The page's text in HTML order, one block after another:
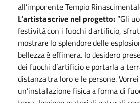
all’imponente Tempio
L’artista scrive nel progetto: “Gli
festività con i fuochi d’artificio,
mostrare lo splendore delle
bellezza è effimera. Io desidero
dei fuochi d’artificio e portarla a
distanza tra loro e le persone.
un’installazione fisica a forma di